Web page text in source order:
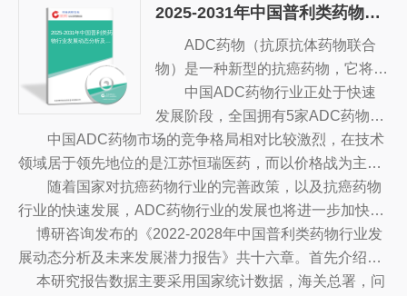
阿糖胞苷行业，本报告是您不可或缺的重要工具。
各类市场监测数据库。
2025-2031年中国普利类药
物行业发展动态分析及未
2025-2031年中国普利类药物行业发展动态分析及未来发展潜力报告
ADC药物（抗原抗体药物联合
物）是一种新型的抗癌药物，它将具
有抗癌活性的生物碱（如顺铂、顺铵
和索拉非尼）与特殊的抗原抗体结合
在一起，起到更显著的抗癌作用。A
DC药物具有抗癌活性强、毒副作用
小、易于抗药性、对抗抗癌药的耐药
性等优点，因此被广泛应用于抗癌治
疗。
中国ADC药物行业正处于快速
发展阶段，全国拥有5家ADC药物厂
商。其中，江苏恒瑞医药是中国最大
的ADC药物生产商，占据中国ADC
药物市场份额的50%以上，其次是广
东亚太药业、北京仁爱药业、江苏科
蓝药业和浙江新海药业。北京神奇制
药、江苏迈克生物等新兴企业也在不
断发展。
中国ADC药物市场的竞争格局相对比较激烈，在技术
领域居于领先地位的是江苏恒瑞医药，而以价格战为主的
是广东亚太药业和北京仁爱药业。其余企业则以产品品质
和服务质量作为竞争优势。
随着国家对抗癌药物行业的完善政策，以及抗癌药物
行业的快速发展，ADC药物行业的发展也将进一步加快。
预计，在未来几年内，中国ADC药物市场将进一步扩大，
竞争格局也将发生变化，新兴企业将可能成为新的主要参
与者。
博研咨询发布的《2022-2028年中国普利类药物行业发
展动态分析及未来发展潜力报告》共十六章。首先介绍了
普利类药物行业市场发展环境、普利类药物整体运行态势
本研究报告数据主要采用国家统计数据，海关总署，问